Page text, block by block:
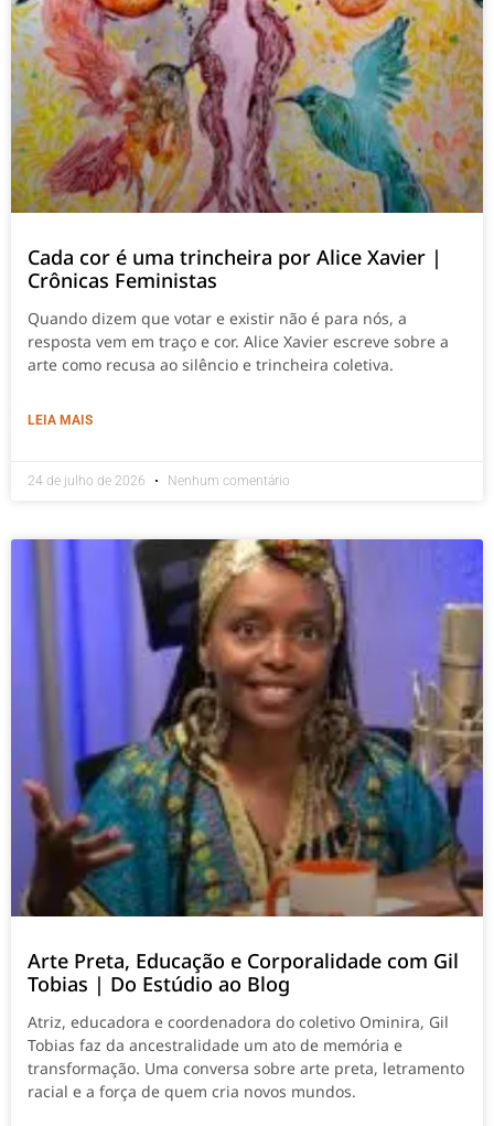
Cada cor é uma trincheira por Alice Xavier |
Crônicas Feministas
Quando dizem que votar e existir não é para nós, a
resposta vem em traço e cor. Alice Xavier escreve sobre a
arte como recusa ao silêncio e trincheira coletiva.
LEIA MAIS
24 de julho de 2026 Nenhum comentário
Arte Preta, Educação e Corporalidade com Gil
Tobias | Do Estúdio ao Blog
Atriz, educadora e coordenadora do coletivo Ominira, Gil
Tobias faz da ancestralidade um ato de memória e
transformação. Uma conversa sobre arte preta, letramento
racial e a força de quem cria novos mundos.